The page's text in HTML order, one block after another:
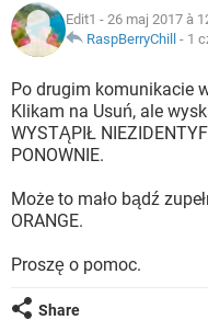
WINDOWS 10
IOS
INSTAGRAM
WINDOWS 10
GRY
INSTAGRAM
WINDOWS 10
ARTYKUŁY
COVID-19
GRY
SPOTIFY
INSTAGRAM
WINDOWS 10
Edit1 - 26 maj 2017 à
RaspBerryChill - 1
Po drugim komunikacie
Klikam na Usuń, ale
WYSTĄPIŁ
PONOWNIE.
Może to mało bądź
ORANGE.
Proszę o pomoc.
Share